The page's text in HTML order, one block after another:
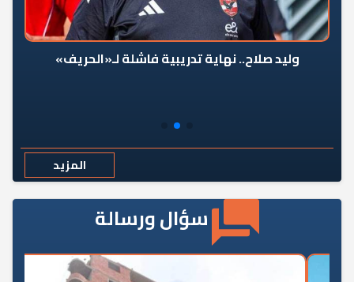
وليد صلاح.. نهاية تدريبية فاشلة لـ«الحريف»
المزيد
سؤال ورسالة